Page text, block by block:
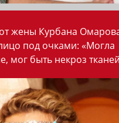
жены Курбана
под очками: «Могла
мог быть некроз